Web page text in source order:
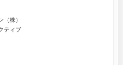
株）
ティブ